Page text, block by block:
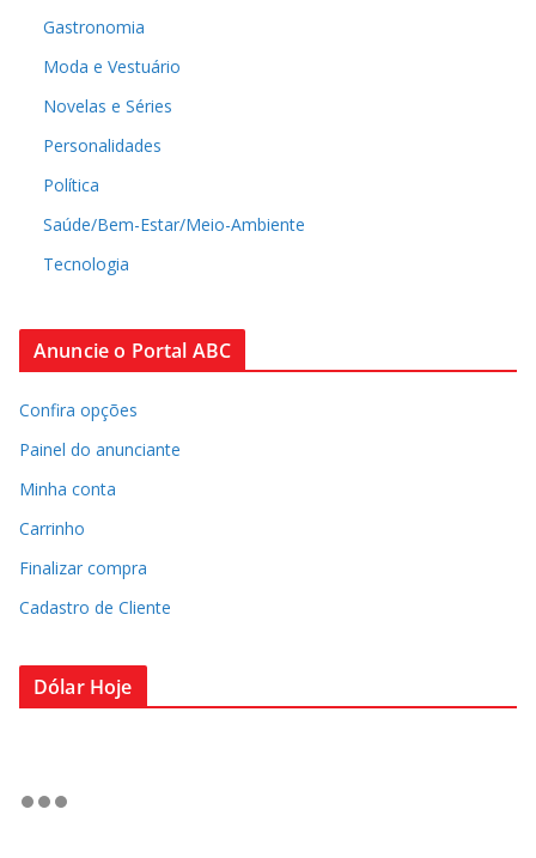
Gastronomia
Moda e Vestuário
Novelas e Séries
Personalidades
Política
Saúde/Bem-Estar/Meio-Ambiente
Tecnologia
Anuncie o Portal ABC
Confira opções
Painel do anunciante
Minha conta
Carrinho
Finalizar compra
Cadastro de Cliente
Dólar Hoje